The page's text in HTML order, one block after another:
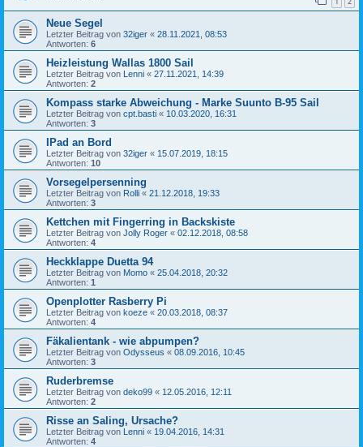
Neue Segel
Letzter Beitrag von 32iger « 28.11.2021, 08:53
Antworten: 6
Heizleistung Wallas 1800 Sail
Letzter Beitrag von Lenni « 27.11.2021, 14:39
Antworten: 2
Kompass starke Abweichung - Marke Suunto B-95 Sail
Letzter Beitrag von cpt.basti « 10.03.2020, 16:31
Antworten: 3
IPad an Bord
Letzter Beitrag von 32iger « 15.07.2019, 18:15
Antworten: 10
Vorsegelpersenning
Letzter Beitrag von Rolli « 21.12.2018, 19:33
Antworten: 3
Kettchen mit Fingerring in Backskiste
Letzter Beitrag von Jolly Roger « 02.12.2018, 08:58
Antworten: 4
Heckklappe Duetta 94
Letzter Beitrag von Momo « 25.04.2018, 20:32
Antworten: 1
Openplotter Rasberry Pi
Letzter Beitrag von koeze « 20.03.2018, 08:37
Antworten: 4
Fäkalientank - wie abpumpen?
Letzter Beitrag von Odysseus « 08.09.2016, 10:45
Antworten: 3
Ruderbremse
Letzter Beitrag von deko99 « 12.05.2016, 12:11
Antworten: 2
Risse an Saling, Ursache?
Letzter Beitrag von Lenni « 19.04.2016, 14:31
Antworten: 4